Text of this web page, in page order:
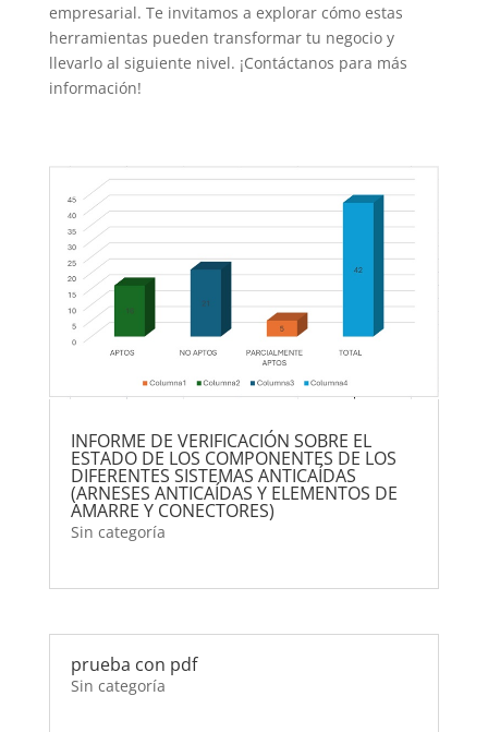
empresarial. Te invitamos a explorar cómo estas
herramientas pueden transformar tu negocio y
llevarlo al siguiente nivel. ¡Contáctanos para más
información!
INFORME DE VERIFICACIÓN SOBRE EL
ESTADO DE LOS COMPONENTES DE LOS
DIFERENTES SISTEMAS ANTICAÍDAS
(ARNESES ANTICAÍDAS Y ELEMENTOS DE
AMARRE Y CONECTORES)
Sin categoría
prueba con pdf
Sin categoría